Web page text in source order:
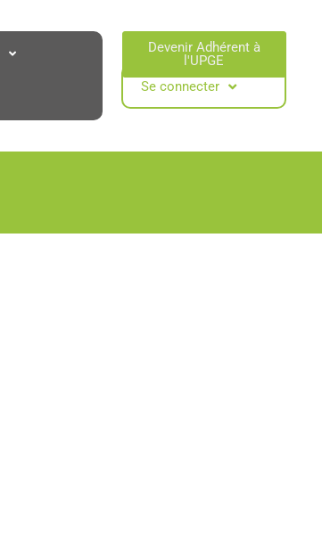
Devenir Adhérent à
l'UPGE​
Se connecter